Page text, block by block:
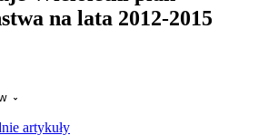
na lata 2012-2015
artykuły